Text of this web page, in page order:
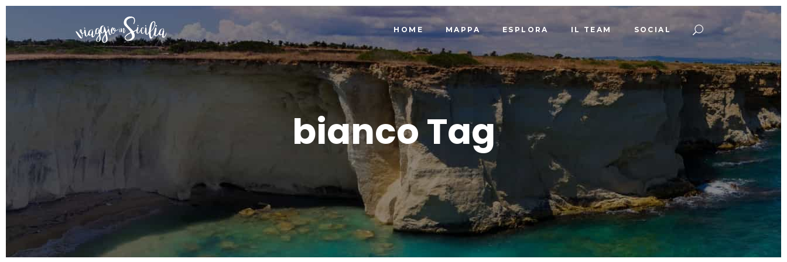
HOME MAPPA ESPLORA IL TEAM SOCIAL
bianco Tag